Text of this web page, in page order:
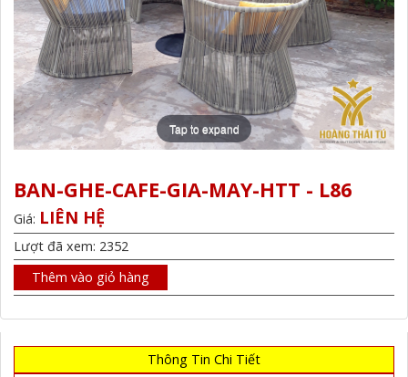
Tap to expand
BAN-GHE-CAFE-GIA-MAY-HTT - L86
Giá: LIÊN HỆ
Lượt đã xem: 2352
Thêm vào giỏ hàng
Thông Tin Chi Tiết